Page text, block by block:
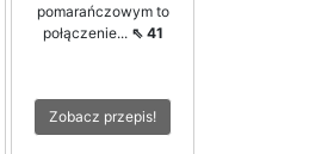
pomarańczowym to
połączenie... ⇖ 41
Zobacz przepis!